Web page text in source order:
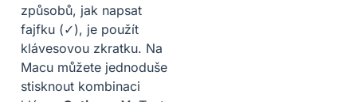
způsobů, jak napsat
fajfku (✓), je použít
klávesovou zkratku. Na
Macu můžete jednoduše
stisknout kombinaci